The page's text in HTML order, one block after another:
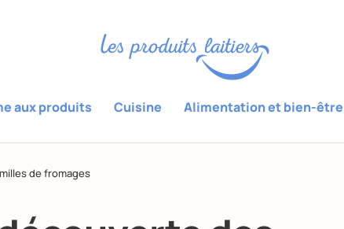
aux produits Cuisine Alimentation et bien-être
de fromages